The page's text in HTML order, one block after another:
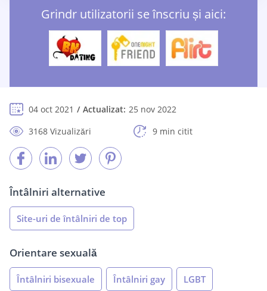
Grindr utilizatorii se înscriu și aici:
04 oct 2021 Actualizat: 25 nov 2022
3168 Vizualizări
9 min citit
Întâlniri alternative
Site-uri de întâlniri de top
Orientare sexuală
Întâlniri bisexuale Întâlniri gay LGBT